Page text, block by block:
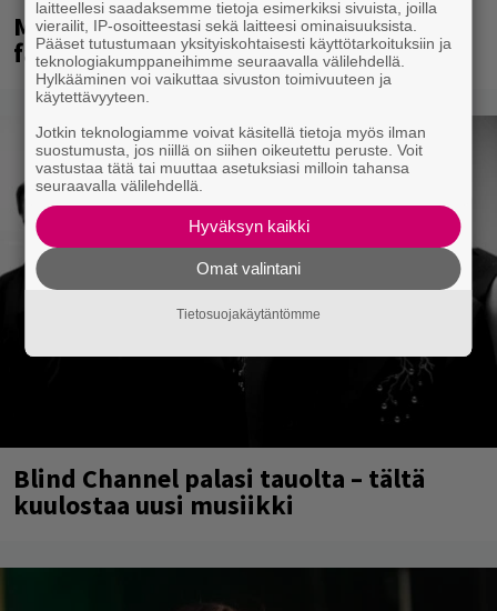
Mainioita uutisia Remu Aaltosen
faneille
Blind Channel palasi tauolta – tältä
kuulostaa uusi musiikki
laitteellesi saadaksemme tietoja esimerkiksi sivuista, joilla
vierailit, IP-osoitteestasi sekä laitteesi ominaisuuksista.
Pääset tutustumaan yksityiskohtaisesti käyttötarkoituksiin ja
teknologiakumppaneihimme seuraavalla välilehdellä.
Hylkääminen voi vaikuttaa sivuston toimivuuteen ja
käytettävyyteen.
Jotkin teknologiamme voivat käsitellä tietoja myös ilman
suostumusta, jos niillä on siihen oikeutettu peruste. Voit
vastustaa tätä tai muuttaa asetuksiasi milloin tahansa
seuraavalla välilehdellä.
Hyväksyn kaikki
Omat valintani
Tietosuojakäytäntömme